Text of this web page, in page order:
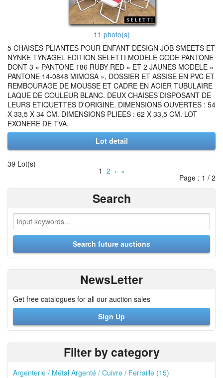
11 photo(s)
5 CHAISES PLIANTES POUR ENFANT DESIGN JOB SMEETS ET
NYNKE TYNAGEL EDITION SELETTI MODELE CODE PANTONE
DONT 3 « PANTONE 186 RUBY RED » ET 2 JAUNES MODELE «
PANTONE 14-0848 MIMOSA », DOSSIER ET ASSISE EN PVC ET
REMBOURAGE DE MOUSSE ET CADRE EN ACIER TUBULAIRE
LAQUE DE COULEUR BLANC. DEUX CHAISES DISPOSANT DE
LEURS ETIQUETTES D'ORIGINE. DIMENSIONS OUVERTES : 54
X 33,5 X 34 CM. DIMENSIONS PLIEES : 62 X 33,5 CM. LOT
EXONERE DE TVA.
Lot detail
39 Lot(s)
1 2 › »
Page : 1 / 2
Search
NewsLetter
Get free catalogues for all our auction sales
Sign Up
Filter by category
Argenterie / Métal Argenté / Cuivre / Ferraille (15)